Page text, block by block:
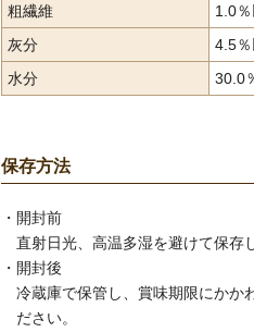
粗繊維
1.0
灰分
4.5
水分
30.0
保存方法
・ 開封前
直射日光、高温多湿を避けて保存
・ 開封後
冷蔵庫で保管し、賞味期限にかか
ださい。